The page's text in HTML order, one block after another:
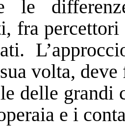
le
fra
volta,
delle grandi
e i